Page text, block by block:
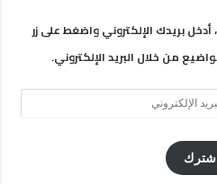
بريدك الإلكتروني واضغط على زر
من خلال البريد الإلكتروني.
اشترك